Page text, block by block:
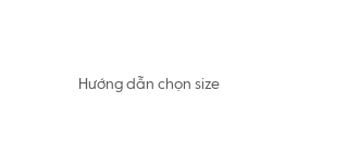
Hướng dẫn chọn size